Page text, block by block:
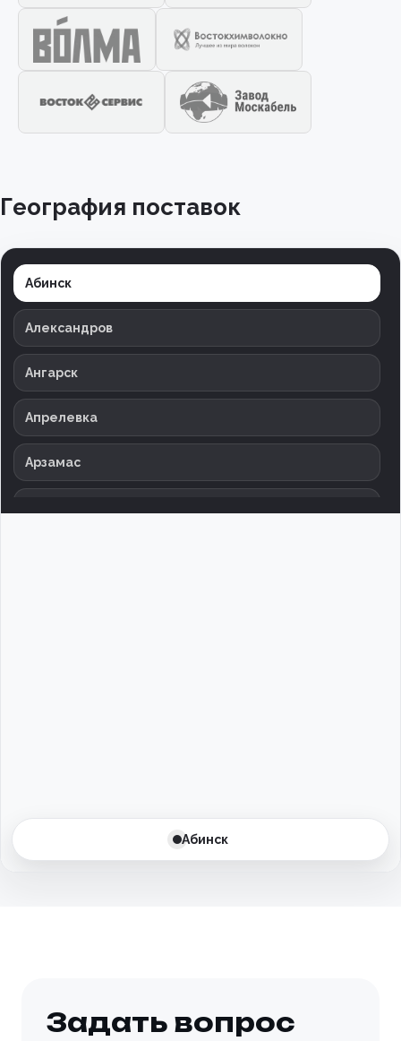
География поставок
Абинск
Александров
Ангарск
Апрелевка
Арзамас
Батайск
Бахчисарай
Абинск
Задать вопрос